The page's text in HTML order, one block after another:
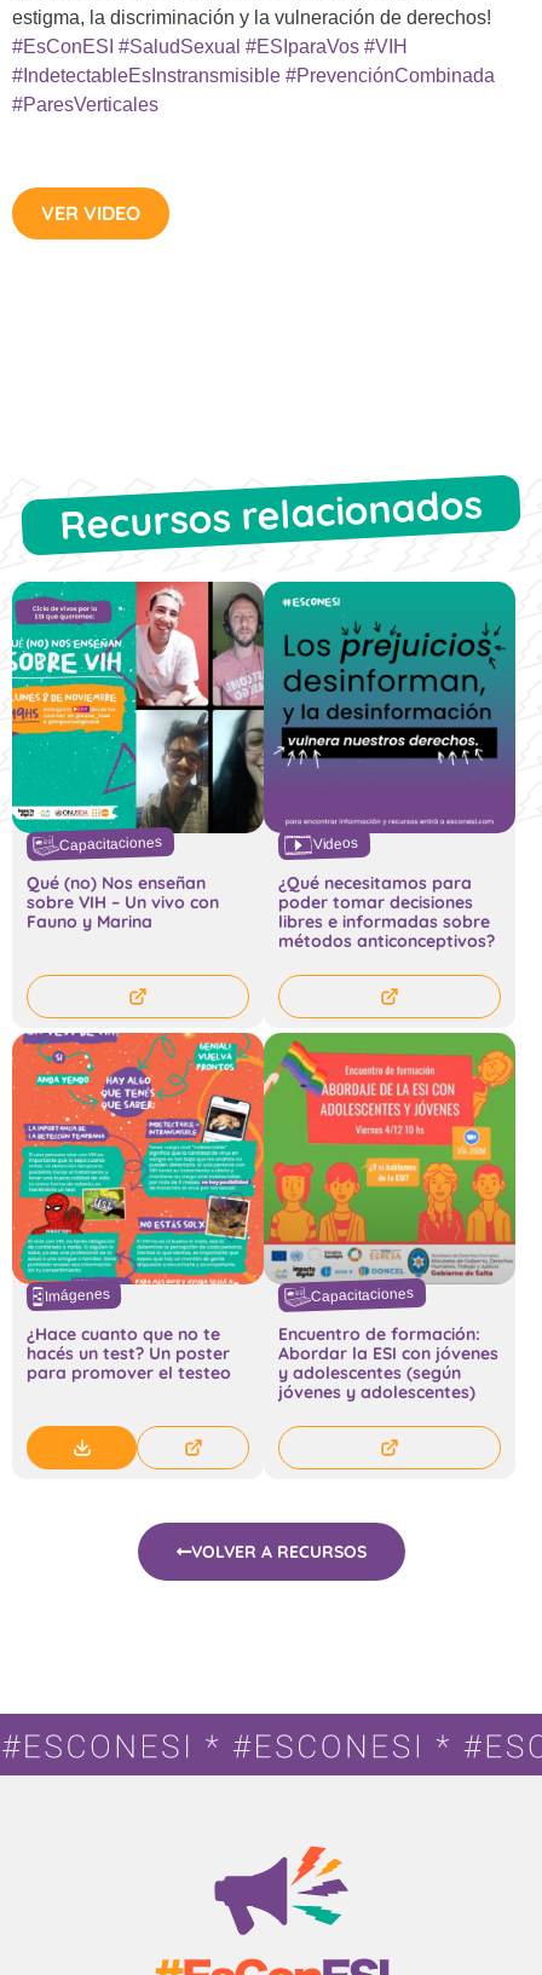
estigma, la discriminación y la vulneración de derechos!
#EsConESI #SaludSexual #ESIparaVos #VIH
#IndetectableEsInstransmisible #PrevenciónCombinada
#ParesVerticales
VER VIDEO
Recursos relacionados
Capacitaciones
Qué (no) Nos enseñan
sobre VIH – Un vivo con
Fauno y Marina
Videos
¿Qué necesitamos para
poder tomar decisiones
libres e informadas sobre
métodos anticonceptivos?
Imágenes
¿Hace cuanto que no te
hacés un test? Un poster
para promover el testeo
Capacitaciones
Encuentro de formación:
Abordar la ESI con jóvenes
y adolescentes (según
jóvenes y adolescentes)
VOLVER A RECURSOS